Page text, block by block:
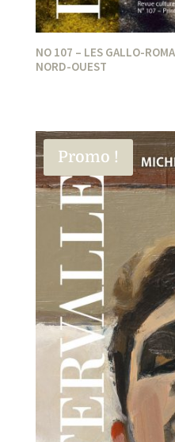
NO 107 – LES GALLO-
NORD-OUEST
Promo !